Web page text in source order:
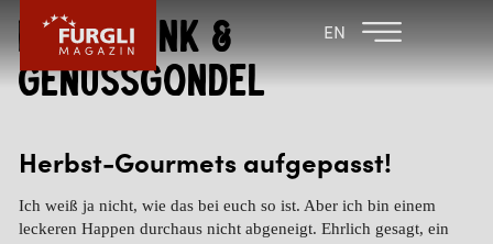
EN
FAMILIENHOTEL
FURGLER
FAMILIENHOTEL
POST
KINDER
SOMMER
Erntedank &
Genussgondel
Herbst-Gourmets aufgepasst!
Ich weiß ja nicht, wie das bei euch so ist. Aber ich bin einem
leckeren Happen durchaus nicht abgeneigt. Ehrlich gesagt, ein